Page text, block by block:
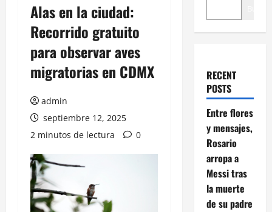
Alas en la ciudad:
Recorrido gratuito
para observar aves
migratorias en CDMX
admin
septiembre 12, 2025
2 minutos de lectura
0
RECENT
POSTS
Entre flores
y mensajes,
Rosario
arropa a
Messi tras
la muerte
de su padre